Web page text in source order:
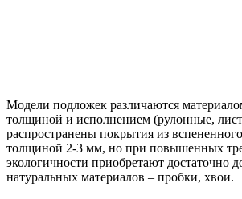
Модели подложек различаются
толщиной и исполнением (рулонные,
распространены покрытия из
толщиной 2-3 мм, но при повышенных
экологичности приобретают достаточно
натуральных материалов – пробки, хвои.